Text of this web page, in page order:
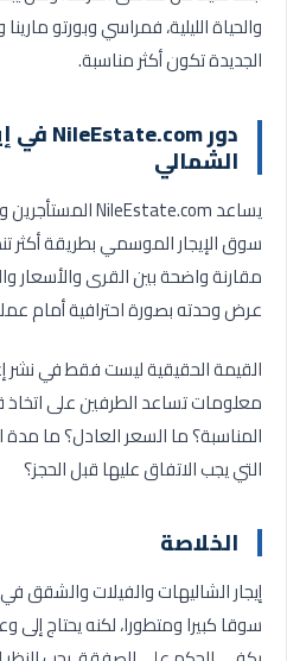
والحياة الليلية، فمراسي وبورتو
الجديدة تكون أكثر مناسبة.
دورNileEstate.com في
الشمالي
يساعد
سوق الإيجار الموسمي بطريقة أكثر
مقارنة واضحة بين القرى والأسعار
عرض وحدته بصورة احترافية أمام
القيمة الحقيقية ليست فقط في نشر
معلومات تساعد الطرفين على اتخاذ
المناسبة؟ ما السعر العادل؟ ما مدة
التي يجب الاتفاق عليها قبل الحجز؟
الخلاصة
إيجار الشاليهات والفيلات والشقق
سوقا كبيرا ومتطورا، لكنه يحتاج